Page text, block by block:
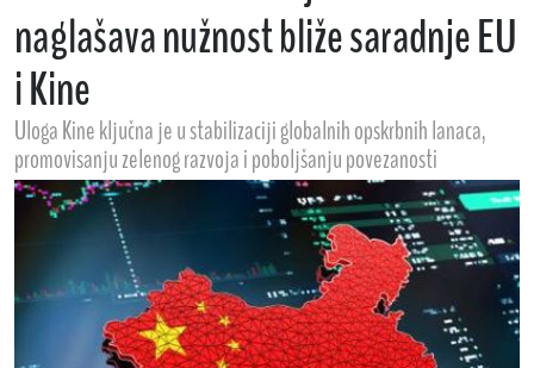
naglašava nužnost bliže saradnje EU
i Kine
Uloga Kine ključna je u stabilizaciji globalnih opskrbnih lanaca,
promovisanju zelenog razvoja i poboljšanju povezanosti